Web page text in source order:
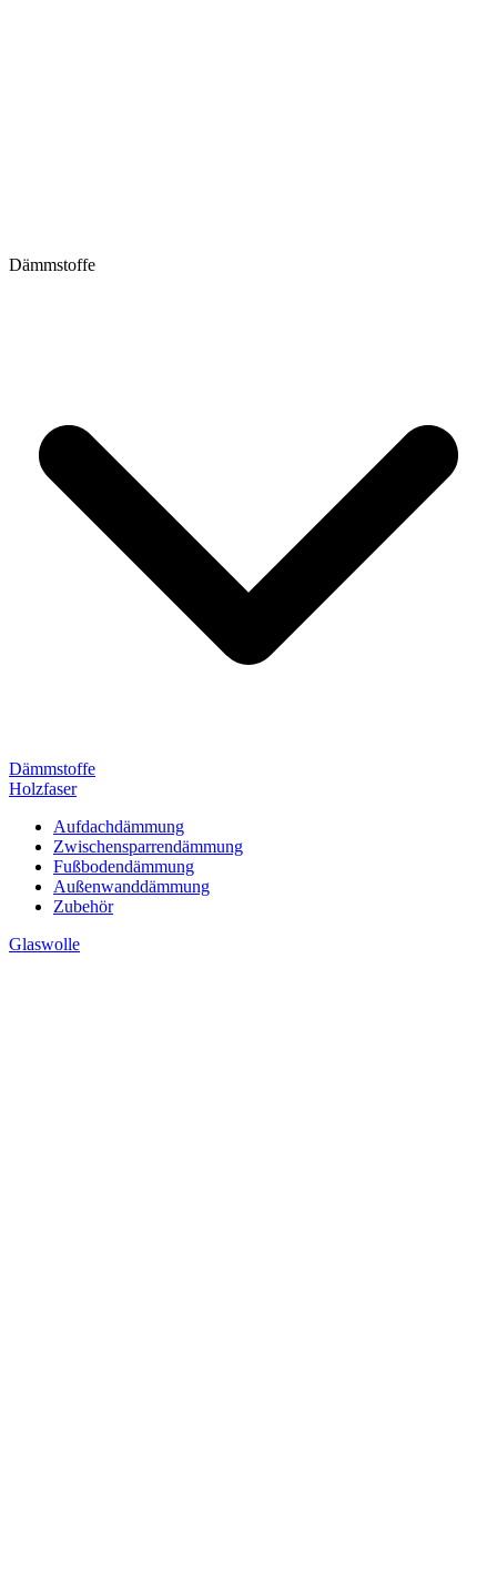
Dämmstoffe
Dämmstoffe
Holzfaser
Aufdachdämmung
Zwischensparrendämmung
Fußbodendämmung
Außenwanddämmung
Zubehör
Glaswolle